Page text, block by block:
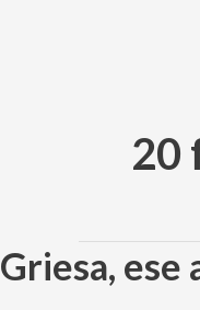
20
Griesa, ese
Griesa,
ese